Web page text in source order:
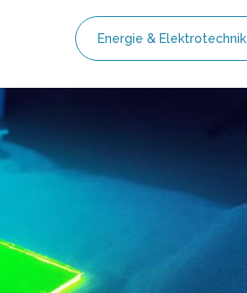
Energie & Elektrotechnik